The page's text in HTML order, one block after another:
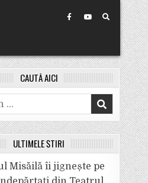
CAUTĂ AICI
ULTIMELE ȘTIRI
Misăilă îi jignește pe